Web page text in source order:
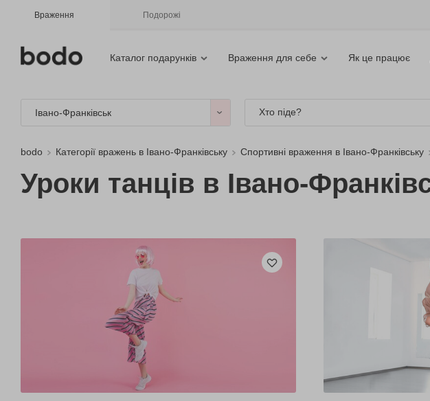
Враження Подорожі
Каталог подарунків Враження для себе Як це працює
Івано-Франківськ Хто піде?
bodo Категорії вражень в Івано-Франківську Спортивні враження в Івано-Франківську
Уроки танців в Івано-